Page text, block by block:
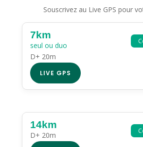
Souscrivez au Live GPS pour
7km
seul ou duo
D+ 20m
LIVE GPS
14km
D+ 20m